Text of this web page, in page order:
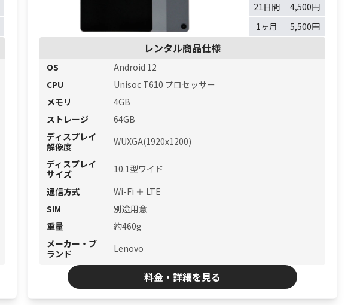
21日間
4,500円
1ヶ月
5,500円
レンタル商品仕様
OS
Android 12
CPU
Unisoc T610 プロセッサー
メモリ
4GB
ストレージ
64GB
ディスプレイ
解像度
WUXGA(1920x1200)
ディスプレイ
サイズ
10.1型ワイド
通信方式
Wi-Fi ＋ LTE
SIM
別途用意
重量
約460g
メーカー・ブ
ランド
Lenovo
料金・詳細を見る